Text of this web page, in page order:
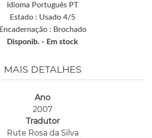
Idioma Português PT
Estado : Usado 4/5
Encadernação : Brochado
Disponib. - Em stock
MAIS DETALHES
Ano
2007
Tradutor
Rute Rosa da Silva